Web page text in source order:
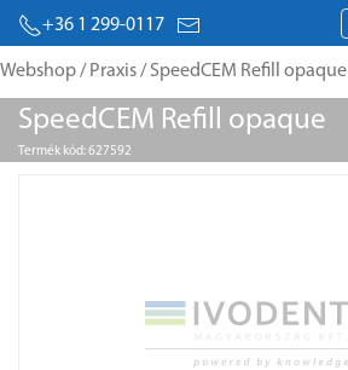
+36 1 299-0117
Webshop/ Praxis/ SpeedCEM Refill opaque
SpeedCEM Refill opaque
Termék kód: 627592